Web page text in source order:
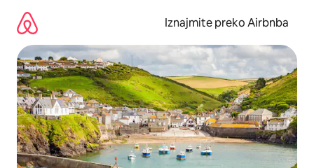
sadržaj
Iznajmite preko Airbnba